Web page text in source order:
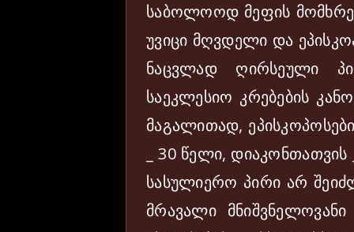
საბოლოოდ მეფის
უვიცი მღვდელი და
ნაცვლად ღირსეული
საეკლესიო კრებების
მაგალითად,
_ 30 წელი,
სასულიერო პირი არ
მრავალი